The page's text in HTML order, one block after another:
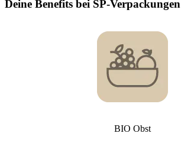
Deine Benefits bei SP-Verpackungen
BIO Obst